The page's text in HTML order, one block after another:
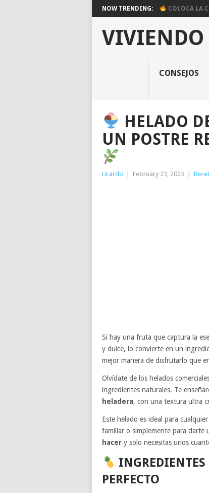
NOW TRENDING: COLOCA LA
VIVIENDO
CONSEJOS
HELADO
UN POSTRE
ricardo | February 23, 2025 |
Si hay una fruta que captura la
y dulce, lo convierte en un
mejor manera de disfrutarlo que
Olvídate de los helados
ingredientes naturales. Te
heladera, con una textura ultra
Este helado es ideal para
familiar o simplemente para darte
hacer y solo necesitas unos
PERFECTO